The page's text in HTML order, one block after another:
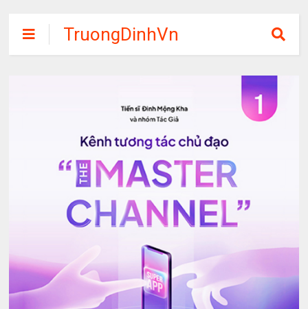
TruongDinhVn
Chia sẽ ebook,
tập miễn phí